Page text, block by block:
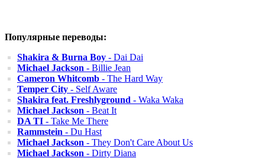
Популярные переводы:
Shakira & Burna Boy - Dai Dai
Michael Jackson - Billie Jean
Cameron Whitcomb - The Hard Way
Temper City - Self Aware
Shakira feat. Freshlyground - Waka Waka
Michael Jackson - Beat It
DA TI - Take Me There
Rammstein - Du Hast
Michael Jackson - They Don't Care About Us
Michael Jackson - Dirty Diana